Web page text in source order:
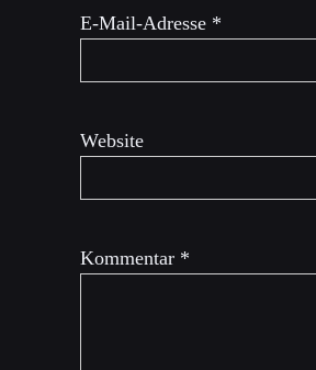
Kommentar *
E-Mail-Adresse *
Website